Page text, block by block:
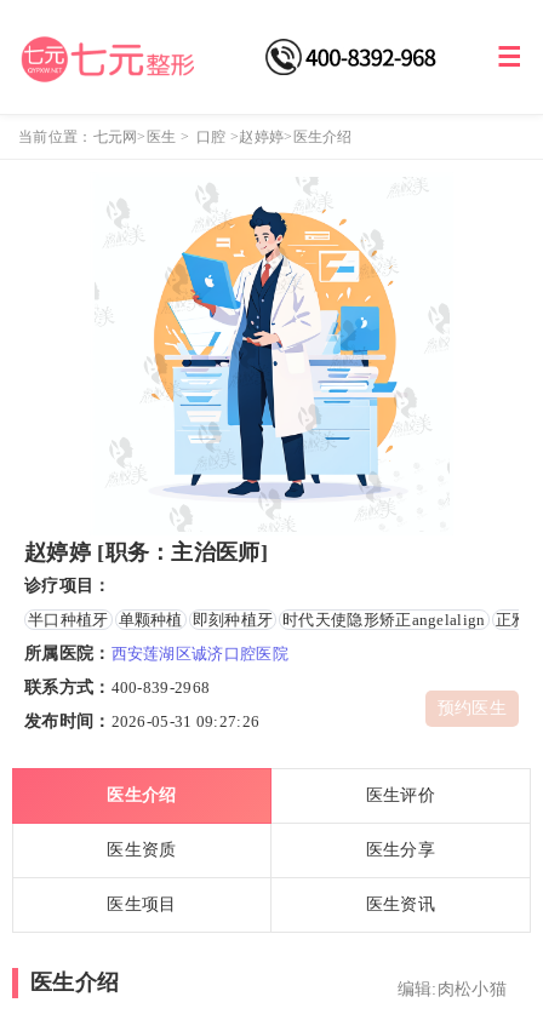
当前位置： 七元网>医生 > 口腔 >赵婷婷>医生介绍
赵婷婷 [职务：主治医师]
诊疗项目：
半口种植牙 单颗种植 即刻种植牙 时代天使隐形矫正angelalign
正雅
所属医院： 西安莲湖区诚济口腔医院
联系方式： 400-839-2968
发布时间： 2026-05-31 09:27:26
预约医生
医生介绍 医生评价
医生资质 医生分享
医生项目 医生资讯
医生介绍 编辑:肉松小猫